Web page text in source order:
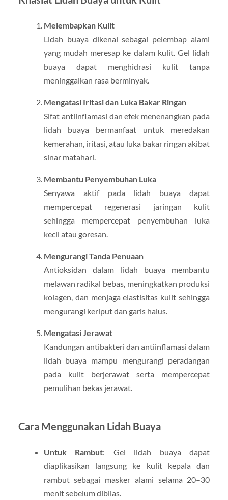
Melembapkan Kulit
Lidah buaya dikenal sebagai pelembap alami
yang mudah meresap ke dalam kulit. Gel lidah
buaya dapat menghidrasi kulit tanpa
meninggalkan rasa berminyak.
Mengatasi Iritasi dan Luka Bakar Ringan
Sifat antiinflamasi dan efek menenangkan pada
lidah buaya bermanfaat untuk meredakan
kemerahan, iritasi, atau luka bakar ringan akibat
sinar matahari.
Membantu Penyembuhan Luka
Senyawa aktif pada lidah buaya dapat
mempercepat regenerasi jaringan kulit
sehingga mempercepat penyembuhan luka
kecil atau goresan.
Mengurangi Tanda Penuaan
Antioksidan dalam lidah buaya membantu
melawan radikal bebas, meningkatkan produksi
kolagen, dan menjaga elastisitas kulit sehingga
mengurangi keriput dan garis halus.
Mengatasi Jerawat
Kandungan antibakteri dan antiinflamasi dalam
lidah buaya mampu mengurangi peradangan
pada kulit berjerawat serta mempercepat
pemulihan bekas jerawat.
Cara Menggunakan Lidah Buaya
Untuk Rambut: Gel lidah buaya dapat
diaplikasikan langsung ke kulit kepala dan
rambut sebagai masker alami selama 20–30
menit sebelum dibilas.